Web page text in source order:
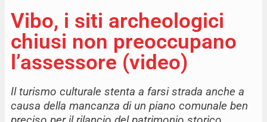
Vibo, i siti archeologici
chiusi non preoccupano
l’assessore (video)
Il turismo culturale stenta a farsi strada anche a
causa della mancanza di un piano comunale ben